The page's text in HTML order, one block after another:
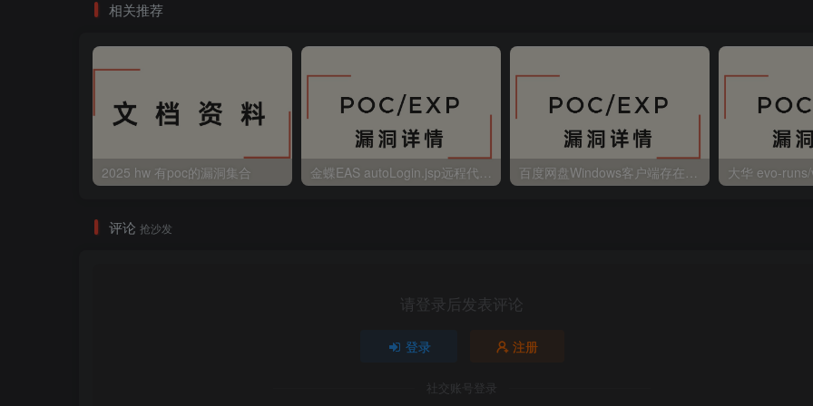
相关推荐
2025 hw 有poc的漏洞集合
评论 抢沙发
请登录后发表评论
登录 注册
社交账号登录